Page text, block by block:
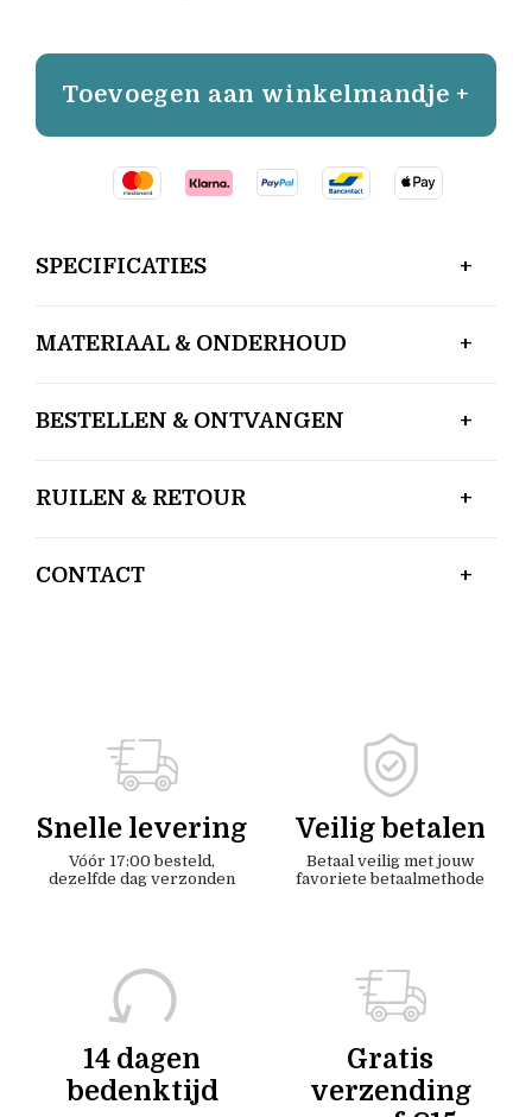
Toevoegen aan winkelmandje +
SPECIFICATIES
MATERIAAL & ONDERHOUD
BESTELLEN & ONTVANGEN
RUILEN & RETOUR
CONTACT
Snelle levering
Vóór 17:00 besteld,
dezelfde dag verzonden
Veilig betalen
Betaal veilig met jouw
favoriete betaalmethode
14 dagen
bedenktijd
Gratis
verzending